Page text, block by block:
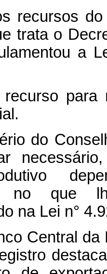
recursos
trata o
a
para
do
no que
na Lei n°
Central